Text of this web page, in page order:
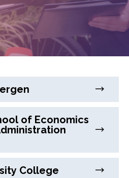
of Economics
College